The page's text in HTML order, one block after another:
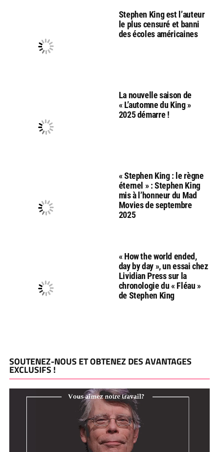
Stephen King est l’auteur
le plus censuré et banni
des écoles américaines
La nouvelle saison de
« L’automne du King »
2025 démarre !
« Stephen King : le règne
éternel » : Stephen King
mis à l’honneur du Mad
Movies de septembre
2025
« How the world ended,
day by day », un essai chez
Lividian Press sur la
chronologie du « Fléau »
de Stephen King
SOUTENEZ-NOUS ET OBTENEZ DES AVANTAGES
EXCLUSIFS !